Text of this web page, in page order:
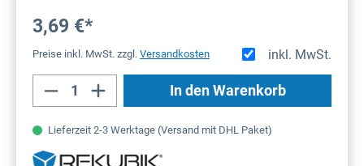
3,69 €*
inkl. MwSt.
Preise inkl. MwSt. zzgl. Versandkosten
Produkt Anzahl: Gib den gewünschten
In den Warenkorb
Lieferzeit 2-3 Werktage (Versand mit DHL Paket)